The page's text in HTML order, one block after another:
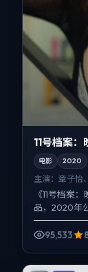
11号档案：
电影 2020
主演： 章子怡
《11号档案
品，2020年
田将晖、廖
的抉择瞬间，
95,533